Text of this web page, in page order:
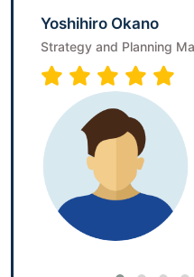
Okano
Planning Manager